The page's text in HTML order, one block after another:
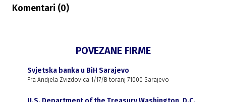
Komentari (0)
POVEZANE FIRME
Svjetska banka u BiH Sarajevo
Fra Andjela Zvizdovica 1/17/B toranj 71000 Sarajevo